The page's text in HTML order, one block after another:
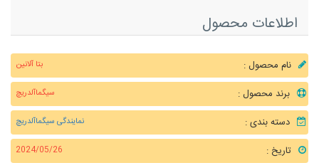
اطلاعات محصول
نام محصول : بتا آلانین
برند محصول : سیگماآلدریچ
دسته بندی : نمایندگی سیگماآلدریچ
تاریخ : 2024/05/26